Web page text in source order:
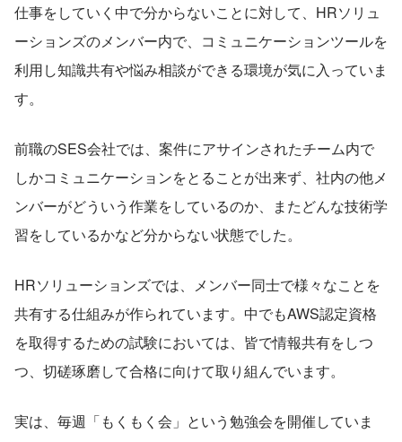
仕事をしていく中で分からないことに対して、HRソリュ
ーションズのメンバー内で、コミュニケーションツールを
利用し知識共有や悩み相談ができる環境が気に入っていま
す。
前職のSES会社では、案件にアサインされたチーム内で
しかコミュニケーションをとることが出来ず、社内の他メ
ンバーがどういう作業をしているのか、またどんな技術学
習をしているかなど分からない状態でした。
HRソリューションズでは、メンバー同士で様々なことを
共有する仕組みが作られています。中でもAWS認定資格
を取得するための試験においては、皆で情報共有をしつ
つ、切磋琢磨して合格に向けて取り組んでいます。
実は、毎週「もくもく会」という勉強会を開催していま